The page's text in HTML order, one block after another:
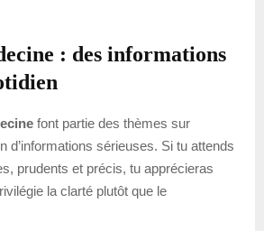
: des informations
font partie des thèmes sur
d’informations sérieuses. Si tu attends
prudents et précis, tu apprécieras
la clarté plutôt que le